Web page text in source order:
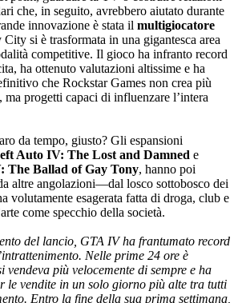
che, in seguito, avrebbero aiutato durante
innovazione è stata il multigiocatore
si è trasformata in una gigantesca area
competitive. Il gioco ha infranto record
ha ottenuto valutazioni altissime e ha
che Rockstar Games non crea più
progetti capaci di influenzare l’intera
da tempo, giusto? Gli espansioni
Auto IV: The Lost and Damned e
The Ballad of Gay Tony, hanno poi
altre angolazioni—dal losco sottobosco dei
volutamente esagerata fatta di droga, club e
come specchio della società.
del lancio, GTA IV ha frantumato record
Nelle prime 24 ore è
vendeva più velocemente di sempre e ha
le vendite in un solo giorno più alte tra tutti
Entro la fine della sua prima settimana,